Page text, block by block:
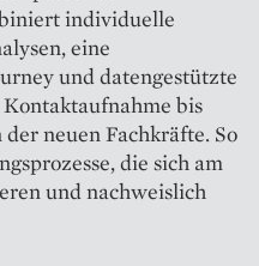
individuelle
eine
und datengestützte
bis
neuen Fachkräfte. So
die sich am
und nachweislich